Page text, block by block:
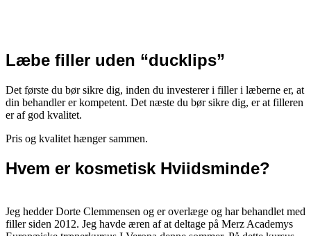
Læbe filler uden “ducklips”
Det første du bør sikre dig, inden du investerer i filler i læberne er, at
din behandler er kompetent. Det næste du bør sikre dig, er at filleren
er af god kvalitet.
Pris og kvalitet hænger sammen.
Hvem er kosmetisk Hviidsminde?
Jeg hedder Dorte Clemmensen og er overlæge og har behandlet med
filler siden 2012. Jeg havde æren af at deltage på Merz Academys